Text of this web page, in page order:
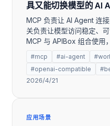
具又能切换模型的 AI
MCP 负责让 AI Agent 连
关负责让模型访问稳定、
MCP 与 APIBox 组合使用
#mcp #ai-agent
#openai-compatible
2026/4/21
应用场景